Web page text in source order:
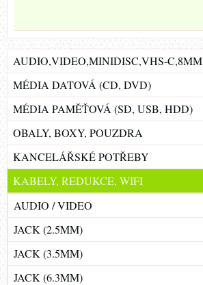
AUDIO,VIDEO,MINIDISC,VHS-
MÉDIA DATOVÁ (CD, DVD)
MÉDIA PAMĚŤOVÁ (SD, USB, HDD)
OBALY, BOXY, POUZDRA
KANCELÁŘSKÉ POTŘEBY
KABELY, REDUKCE, WIFI
AUDIO / VIDEO
JACK (2.5MM)
JACK (3.5MM)
JACK (6.3MM)